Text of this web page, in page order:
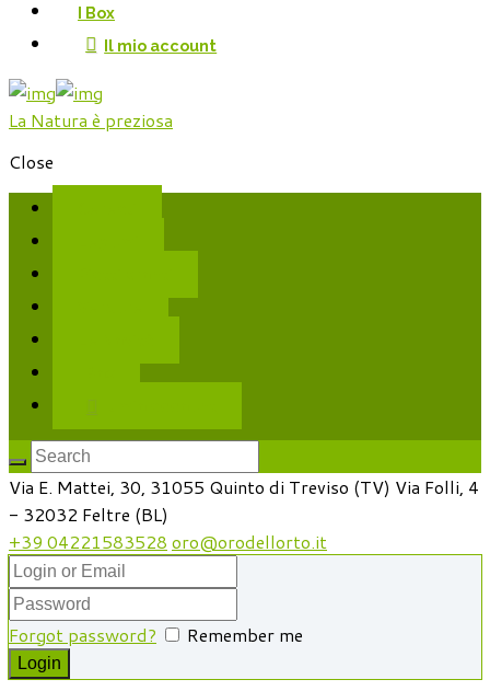
I Box
Il mio account
La Natura è preziosa
Close
Via E. Mattei, 30, 31055 Quinto di Treviso (TV) Via Folli, 4
- 32032 Feltre (BL)
+39 04221583528 oro@orodellorto.it
Forgot password? Remember me